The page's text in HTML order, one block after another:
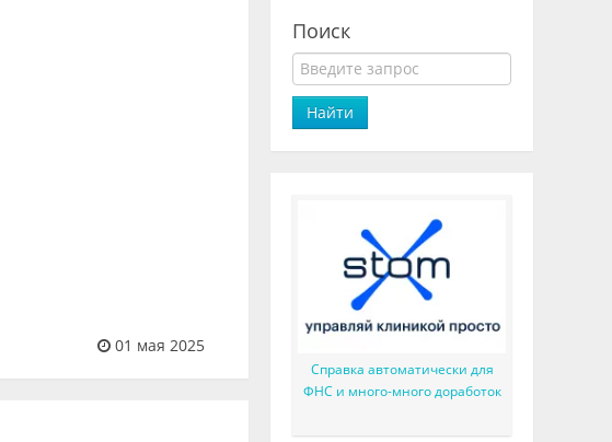
01 мая 2025
Поиск
Найти
Справка автоматически для
ФНС и много-много доработок